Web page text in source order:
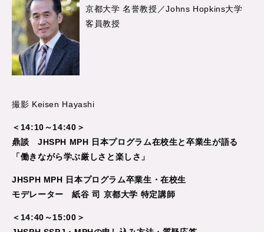
京都大学 名誉教授／Johns Hopkins大学
客員教授
撮影 Keisen Hayashi
＜14:10～14:40＞
鼎談 JHSPH MPH 日本プログラム在校生と卒業生が語る
「働きながら学ぶ厳しさと楽しさ」
JHSPH MPH 日本プログラム卒業生・在校生
モデレーター 紙谷 司 京都大学 特定講師
＜14:40～15:00＞